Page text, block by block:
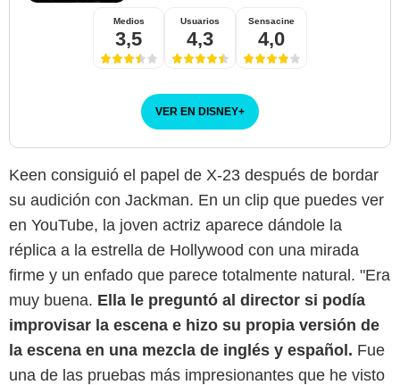
Medios
3,5
Usuarios
4,3
Sensacine
4,0
VER EN DISNEY+
Keen consiguió el papel de X-23 después de bordar
su audición con Jackman. En un clip que puedes ver
en YouTube, la joven actriz aparece dándole la
réplica a la estrella de Hollywood con una mirada
firme y un enfado que parece totalmente natural. "Era
muy buena. Ella le preguntó al director si podía
improvisar la escena e hizo su propia versión de
la escena en una mezcla de inglés y español. Fue
una de las pruebas más impresionantes que he visto